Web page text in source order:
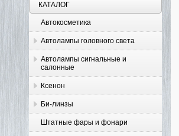
КАТАЛОГ
Автокосметика
Автолампы головного света
Автолампы сигнальные и
салонные
Ксенон
Би-линзы
Штатные фары и фонари